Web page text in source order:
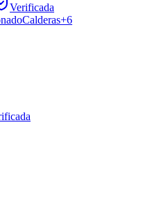
Verificada
Calderas+6